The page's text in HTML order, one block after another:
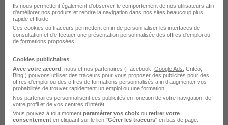
Bièvre T12 H/F
Etablissements publics de coopération
intercommunale
Viry-Châtillon - 91 Fonctionnaire
Ils nous permettent également d’observer le comportement de nos utilisateurs afin
d'améliorer nos produits et rendre la navigation dans nos sites beaucoup plus
rapide et fluide.
Ces cookies ou traceurs permettent enfin de personnaliser les interfaces de
consultation et d'effectuer une présentation personnalisée des offres d'emploi ou
de formations proposées.
Cookies publicitaires
Avec votre accord , nous et nos partenaires (Facebook, Google Ads , Critéo,
Bing,) pouvons utiliser des traceurs pour vous proposer des publicités pour des
offres d’emploi ou des offres de formations personnalisés afin d’augmenter vos
probabilités de trouver rapidement un emploi ou une formation.
Nos partenaires personnalisent ces publicités en fonction de votre navigation, de
votre profil et de vos centres d’intérêt.
Vous pouvez à tout moment paramétrer vos choix ou retirer votre
consentement en cliquant sur le lien "Gérer les traceurs" en bas de page.